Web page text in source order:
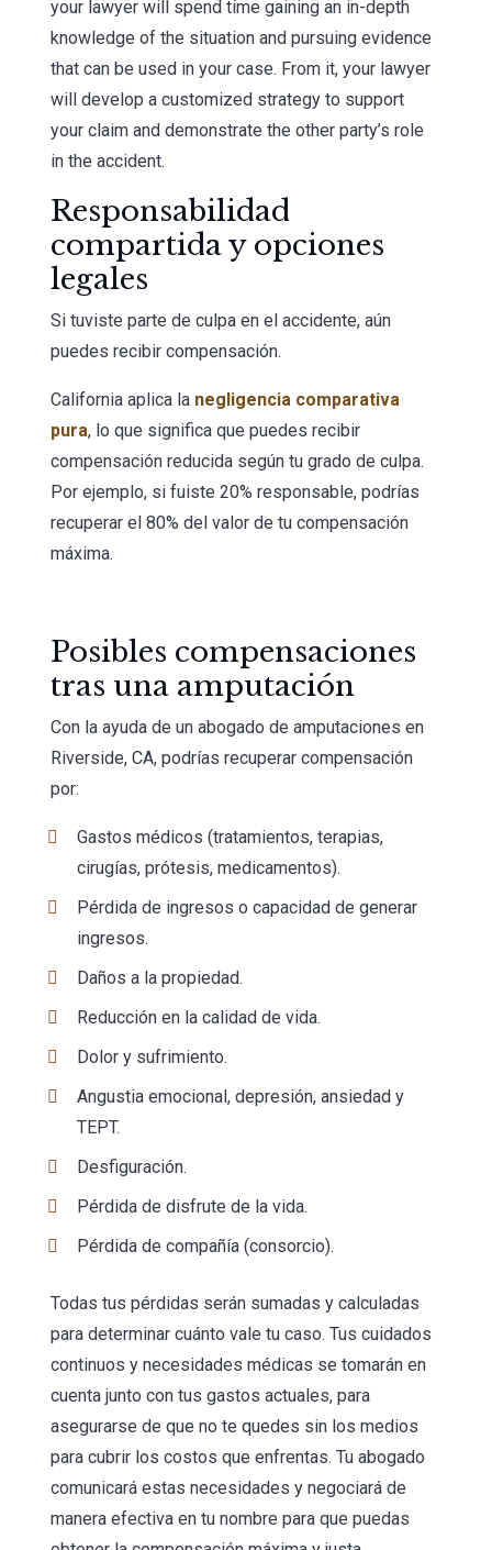
your lawyer will spend time gaining an in-depth
knowledge of the situation and pursuing evidence
that can be used in your case. From it, your lawyer
will develop a customized strategy to support
your claim and demonstrate the other party’s role
in the accident.
Responsabilidad
compartida y opciones
legales
Si tuviste parte de culpa en el accidente, aún
puedes recibir compensación.
California aplica la negligencia comparativa
pura, lo que significa que puedes recibir
compensación reducida según tu grado de culpa.
Por ejemplo, si fuiste 20% responsable, podrías
recuperar el 80% del valor de tu compensación
máxima.
Posibles compensaciones
tras una amputación
Con la ayuda de un abogado de amputaciones en
Riverside, CA, podrías recuperar compensación
por:
Gastos médicos (tratamientos, terapias,
cirugías, prótesis, medicamentos).
Pérdida de ingresos o capacidad de generar
ingresos.
Daños a la propiedad.
Reducción en la calidad de vida.
Dolor y sufrimiento.
Angustia emocional, depresión, ansiedad y
TEPT.
Desfiguración.
Pérdida de disfrute de la vida.
Pérdida de compañía (consorcio).
Todas tus pérdidas serán sumadas y calculadas
para determinar cuánto vale tu caso. Tus cuidados
continuos y necesidades médicas se tomarán en
cuenta junto con tus gastos actuales, para
asegurarse de que no te quedes sin los medios
para cubrir los costos que enfrentas. Tu abogado
comunicará estas necesidades y negociará de
manera efectiva en tu nombre para que puedas